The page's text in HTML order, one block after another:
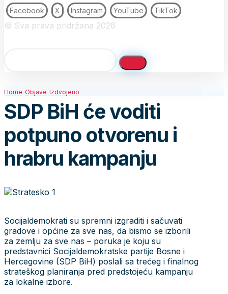
Facebook X Instagram YouTube TikTok
© Sva prava pridržana 2026
Home Objave Izdvojeno
SDP BiH će voditi
potpuno otvorenu i
hrabru kampanju
Socijaldemokrati su spremni izgraditi i sačuvati
gradove i općine za sve nas, da bismo se izborili
za zemlju za sve nas – poruka je koju su
predstavnici Socijaldemokratske partije Bosne i
Hercegovine (SDP BiH) poslali sa trećeg i finalnog
strateškog planiranja pred predstojeću kampanju
za lokalne izbore.